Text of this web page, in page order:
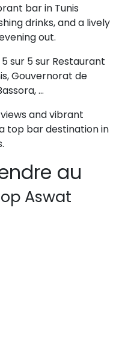
bar in Tunis
drinks, and a lively
out.
sur 5 sur Restaurant
Gouvernorat de
…
and vibrant
top bar destination in
au
Aswat